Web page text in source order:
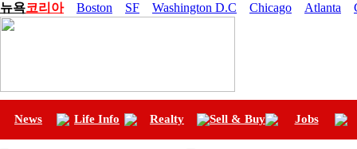
뉴욕코리아 Boston SF Washington D.C Chicago Atlanta
News Life Info Realty Sell & Buy Jobs